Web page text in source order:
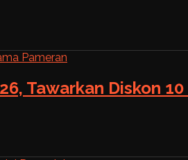
Tawarkan Diskon